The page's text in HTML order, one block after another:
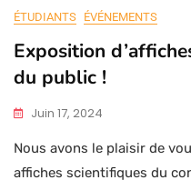
ÉTUDIANTS ÉVÉNEMENTS
Exposition
du public !
Juin 17, 2024
Nous avons le plaisir de
affiches scientifiques du